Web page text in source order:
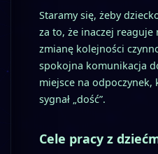
Staramy się, żeby
za to, że inaczej reaguje
zmianę kolejności
spokojna komunikacja
miejsce na
sygnał „dość”.
Cele pracy z